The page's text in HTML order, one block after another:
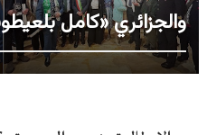
والجزائري «كامل